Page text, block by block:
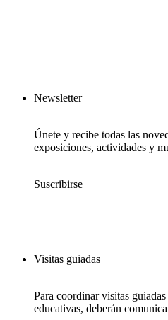
Newsletter
Únete y recibe todas las
exposiciones, actividades y
Suscribirse
Visitas guiadas
Para coordinar visitas
educativas, deberán